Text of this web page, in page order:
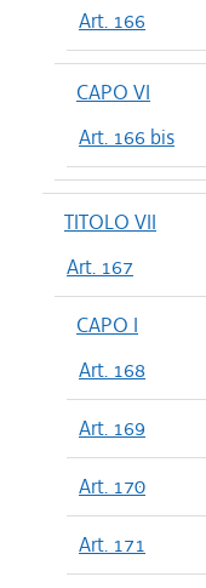
Art. 166
CAPO VI
Art. 166 bis
TITOLO VII
Art. 167
CAPO I
Art. 168
Art. 169
Art. 170
Art. 171